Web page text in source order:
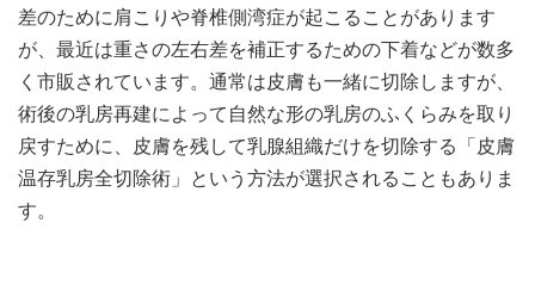
差のために肩こりや脊椎側湾症が起こることがあります
が、最近は重さの左右差を補正するための下着などが数多
く市販されています。通常は皮膚も一緒に切除しますが、
術後の乳房再建によって自然な形の乳房のふくらみを取り
戻すために、皮膚を残して乳腺組織だけを切除する「皮膚
温存乳房全切除術」という方法が選択されることもありま
す。